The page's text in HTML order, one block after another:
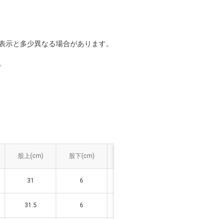
と多少異なる場合があります。
股上(cm) 股下(cm)
31 6
31.5 6
股上(cm) 股下(cm)
31 6
31.5 6